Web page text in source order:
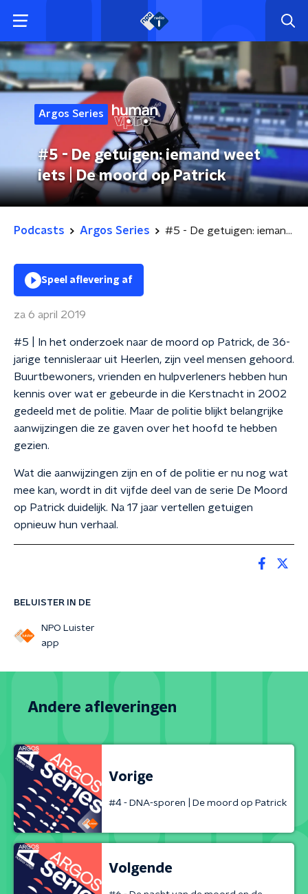
Argos Series
#5 - De getuigen: iemand weet
iets | De moord op Patrick
Podcasts Argos Series #5 - De getuigen: iemand weet iets | De moord op Patrick
BELUISTER IN DE
NPO Luister
app
Speel aflevering af
za 6 april 2019
#5 | In het onderzoek naar de moord op Patrick, de 36-
jarige tennisleraar uit Heerlen, zijn veel mensen gehoord.
Buurtbewoners, vrienden en hulpverleners hebben hun
kennis over wat er gebeurde in die Kerstnacht in 2002
gedeeld met de politie. Maar de politie blijkt belangrijke
aanwijzingen die ze gaven over het hoofd te hebben
gezien.
Wat die aanwijzingen zijn en of de politie er nu nog wat
mee kan, wordt in dit vijfde deel van de serie De Moord
op Patrick duidelijk. Na 17 jaar vertellen getuigen
opnieuw hun verhaal.
Andere afleveringen
Vorige
#4 - DNA-sporen | De moord op Patrick
Volgende